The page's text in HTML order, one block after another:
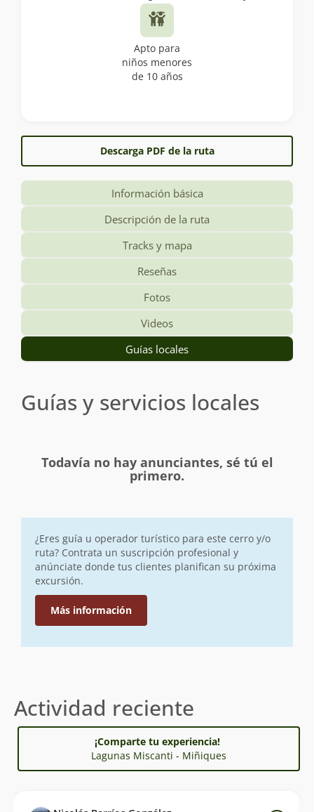
Apto para
niños menores
de 10 años
Descarga PDF de la ruta
Información básica
Descripción de la ruta
Tracks y mapa
Reseñas
Fotos
Videos
Guías locales
Guías y servicios locales
Todavía no hay anunciantes, sé tú el
primero.
¿Eres guía u operador turístico para este cerro y/o
ruta? Contrata un suscripción profesional y
anúnciate donde tus clientes planifican su próxima
excursión.
Más información
Actividad reciente
¡Comparte tu experiencia!
Lagunas Miscanti - Miñiques